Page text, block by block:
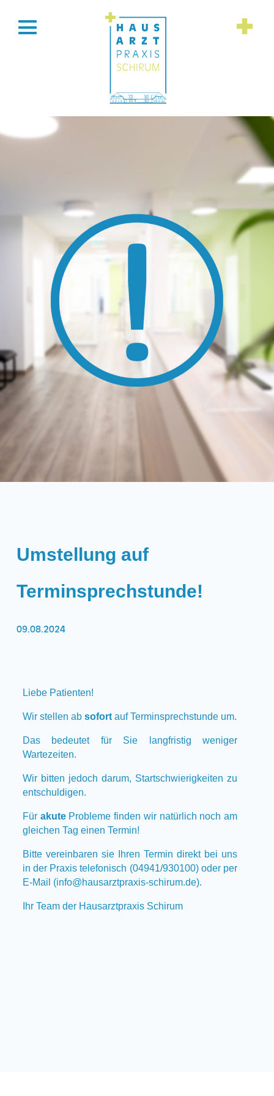
Umstellung auf
Terminsprechstunde!
09.08.2024
Liebe Patienten!
Wir stellen ab sofortauf Terminsprechstunde um.
Das bedeutet für Sie langfristig weniger
Wartezeiten.
Wir bitten jedoch darum, Startschwierigkeiten zu
entschuldigen.
Für akuteProbleme finden wir natürlich noch am
gleichen Tag einen Termin!
Bitte vereinbaren sie Ihren Termin direkt bei uns
in der Praxis telefonisch (04941/930100) oder per
E-Mail (info@hausarztpraxis-schirum.de).
Ihr Team der Hausarztpraxis Schirum